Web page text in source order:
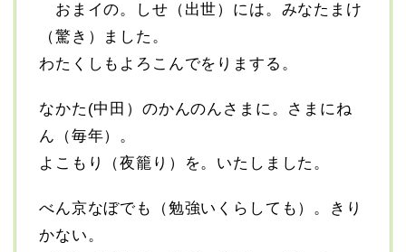
おまイの。しせ（出世）には。みなたまけ
（驚き）ました。
わたくしもよろこんでをりまする。
なかた(中田）のかんのんさまに。さまにね
ん（毎年）。
よこもり（夜籠り）を。いたしました。
べん京なぼでも（勉強いくらしても）。きり
かない。